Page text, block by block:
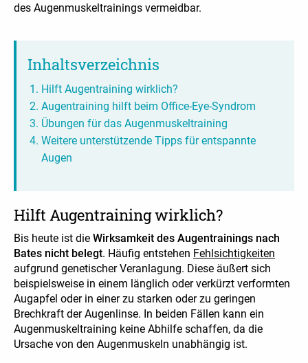
des Augenmuskeltrainings vermeidbar.
Inhaltsverzeichnis
Hilft Augentraining wirklich?
Augentraining hilft beim Office-Eye-Syndrom
Übungen für das Augenmuskeltraining
Weitere unterstützende Tipps für entspannte
Augen
Hilft Augentraining wirklich?
Bis heute ist die Wirksamkeit des Augentrainings nach
Bates nicht belegt. Häufig entstehen Fehlsichtigkeiten
aufgrund genetischer Veranlagung. Diese äußert sich
beispielsweise in einem länglich oder verkürzt verformten
Augapfel oder in einer zu starken oder zu geringen
Brechkraft der Augenlinse. In beiden Fällen kann ein
Augenmuskeltraining keine Abhilfe schaffen, da die
Ursache von den Augenmuskeln unabhängig ist.